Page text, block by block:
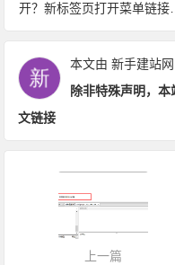
开？新标签页打开菜单链接
法
本文由新手建站网
除非特殊声明，
文链接
上一篇